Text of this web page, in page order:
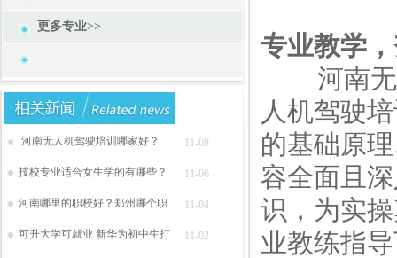
更多专业>>
河南无人机驾驶培训哪家好？ 11-08
技校专业适合女生学的有哪些？ 11-06
河南哪里的职校好？郑州哪个职 11-04
可升大学可就业 新华为初中生打 11-02
专业教学
河南无人
人机驾驶
的基础原
容全面且
识，为实
业教练指